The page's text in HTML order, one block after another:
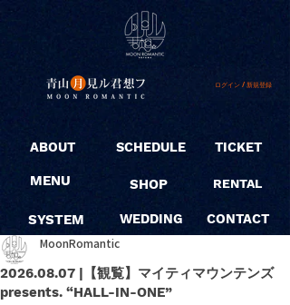
ログイン / 新規登録
ABOUT
MENU
SYSTEM
SCHEDULE
SHOP
WEDDING
TICKET
RENTAL
CONTACT
2026.08.07 |【観覧】マイティマウンテンズ
presents. “HALL-IN-ONE”
MoonRomantic